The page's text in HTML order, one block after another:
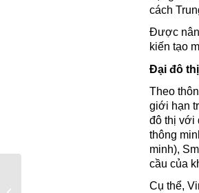
cách
Được
kiến tạo
Đại đô
Theo
giới hạn
đô thị với
thông
minh),
cầu của
Cụ thể,
Vingroup Cung Cấp Dịch Vụ Xe Buýt